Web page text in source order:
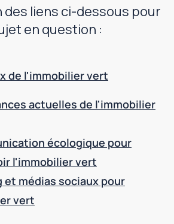
des liens ci-dessous pour
en question :
de l'immobilier vert
actuelles de l'immobilier
écologique pour
l'immobilier vert
et médias sociaux pour
vert